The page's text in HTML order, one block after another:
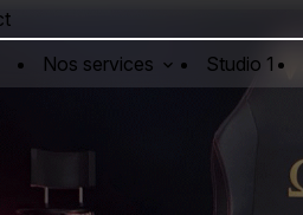
Nos services
Studio 1